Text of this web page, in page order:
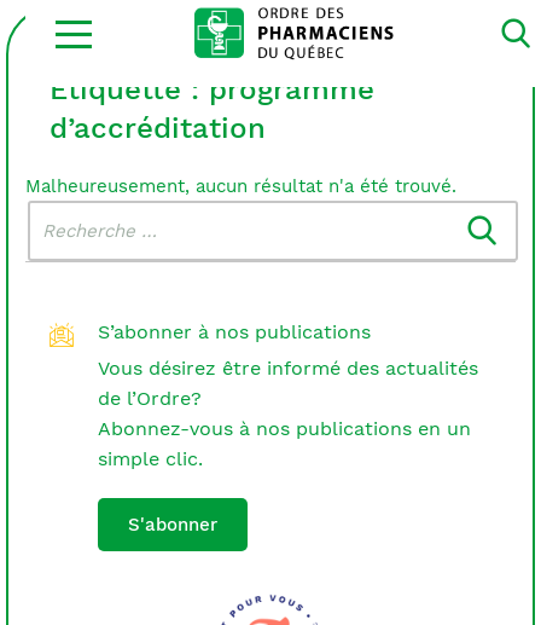
Ouvrir
la
site
Étiquette : programme
d’accréditation
Malheureusement, aucun résultat n'a été trouvé.
dans
le
S’abonner à nos publications
Vous désirez être informé des actualités
de l’Ordre?
Abonnez-vous à nos publications en un
simple clic.
S'abonner